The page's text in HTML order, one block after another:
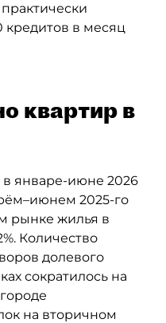
кредитов в месяц
квартир в
в январе-июне 2026
2025-го
рынке жилья в
Количество
долевого
сократилось на
на вторичном